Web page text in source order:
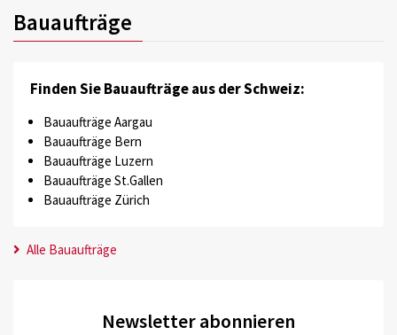
Bauaufträge
Finden Sie Bauaufträge aus der Schweiz:
Bauaufträge Aargau
Bauaufträge Bern
Bauaufträge Luzern
Bauaufträge St.Gallen
Bauaufträge Zürich
Alle Bauaufträge
Newsletter abonnieren